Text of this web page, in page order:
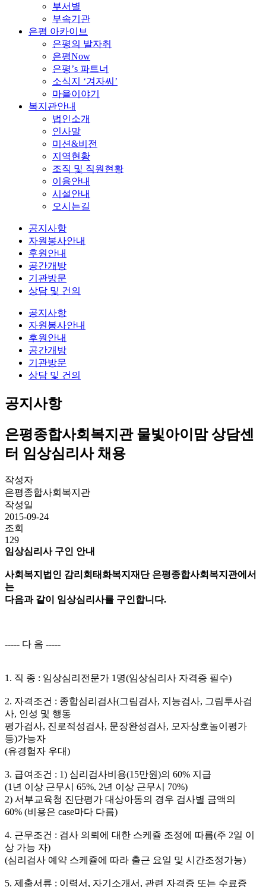
부서별
부속기관
은평 아카이브
은평의 발자취
은평Now
은평’s 파트너
소식지 ‘겨자씨’
마을이야기
복지관안내
법인소개
인사말
미션&비전
지역현황
조직 및 직원현황
이용안내
시설안내
오시는길
공지사항
자원봉사안내
후원안내
공간개방
기관방문
상담 및 건의
공지사항
자원봉사안내
후원안내
공간개방
기관방문
상담 및 건의
공지사항
은평종합사회복지관 물빛아이맘 상담센
터 임상심리사 채용
작성자
은평종합사회복지관
작성일
2015-09-24
조회
129
임상심리사 구인 안내
사회복지법인 감리회태화복지재단 은평종합사회복지관에서
는
다음과 같이 임상심리사를 구인합니다.
----- 다 음 -----
1. 직 종 : 임상심리전문가 1명(임상심리사 자격증 필수)
2. 자격조건 : 종합심리검사(그림검사, 지능검사, 그림투사검
사, 인성 및 행동
평가검사, 진로적성검사, 문장완성검사, 모자상호놀이평가
등)가능자
(유경험자 우대)
3. 급여조건 : 1) 심리검사비용(15만원)의 60% 지급
(1년 이상 근무시 65%, 2년 이상 근무시 70%)
2) 서부교육청 진단평가 대상아동의 경우 검사별 금액의
60% (비용은 case마다 다름)
4. 근무조건 : 검사 의뢰에 대한 스케쥴 조정에 따름(주 2일 이
상 가능 자)
(심리검사 예약 스케쥴에 따라 출근 요일 및 시간조정가능)
5. 제출서류 : 이력서, 자기소개서, 관련 자격증 또는 수료증